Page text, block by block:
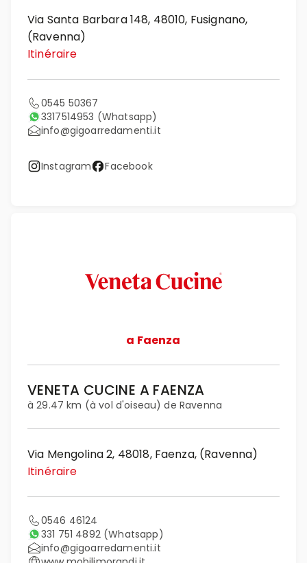
Via Santa Barbara 148, 48010, Fusignano,
(Ravenna)
Itinéraire
0545 50367
3317514953 (Whatsapp)
info@gigoarredamenti.it
Instagram Facebook
a Faenza
VENETA CUCINE A FAENZA
à 29.47 km (à vol d'oiseau) de Ravenna
Via Mengolina 2, 48018, Faenza, (Ravenna)
Itinéraire
0546 46124
331 751 4892 (Whatsapp)
info@gigoarredamenti.it